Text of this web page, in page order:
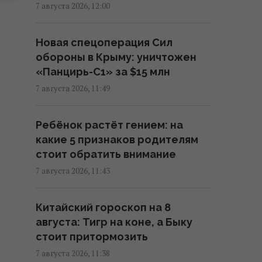
687 тысяч солнечных панелей
помогли городу пережить три
Конкурент для iPhone 17e:
новый "народный" смартфон
11:40 пятница, 07 августа 2026
Более трети поляков
7 августа 2026, 12:00
Новая спецоперация Сил
обороны в Крыму: уничтожен
«Панцирь-С1» за $15 млн
7 августа 2026, 11:49
Ребёнок растёт гением: на
какие 5 признаков родителям
стоит обратить внимание
7 августа 2026, 11:43
Китайский гороскоп на 8
августа: Тигр на коне, а Быку
стоит притормозить
7 августа 2026, 11:38